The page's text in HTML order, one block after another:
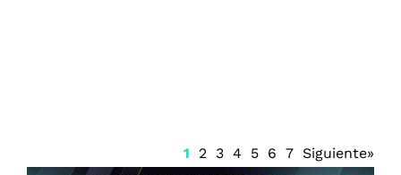
1 2 3 4 5 6 7 Siguiente»